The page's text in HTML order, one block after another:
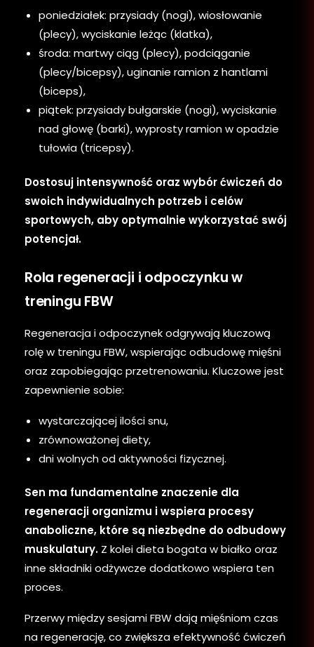
poniedziałek: przysiady (nogi), wiosłowanie
(plecy), wyciskanie leżąc (klatka),
środa: martwy ciąg (plecy), podciąganie
(plecy/bicepsy), uginanie ramion z hantlami
(biceps),
piątek: przysiady bułgarskie (nogi), wyciskanie
nad głowę (barki), wyprosty ramion w opadzie
tułowia (tricepsy).
Dostosuj intensywność oraz wybór ćwiczeń do
swoich indywidualnych potrzeb i celów
sportowych, aby optymalnie wykorzystać swój
potencjał.
Rola regeneracji i odpoczynku w
treningu FBW
Regeneracja i odpoczynek odgrywają kluczową
rolę w treningu FBW, wspierając odbudowę mięśni
oraz zapobiegając przetrenowaniu. Kluczowe jest
zapewnienie sobie:
wystarczającej ilości snu,
zrównoważonej diety,
dni wolnych od aktywności fizycznej.
Sen ma fundamentalne znaczenie dla
regeneracji organizmu i wspiera procesy
anaboliczne, które są niezbędne do odbudowy
muskulatury. Z kolei dieta bogata w białko oraz
inne składniki odżywcze dodatkowo wspiera ten
proces.
Przerwy między sesjami FBW dają mięśniom czas
na regenerację, co zwiększa efektywność ćwiczeń